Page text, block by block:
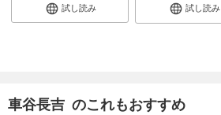
試し読み 試し読み
車谷長吉 のこれもおすすめ